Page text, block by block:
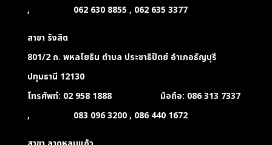
, 062 630 8855 , 062 635 3377
สาขา รังสิต
801/2 ถ. พหลโยธิน ตำบล ประชาธิปัตย์ อำเภอธัญบุรี
ปทุมธานี 12130
โทรศัพท์: 02 958 1888 มือถือ: 086 313 7337
, 083 096 3200 , 086 440 1672